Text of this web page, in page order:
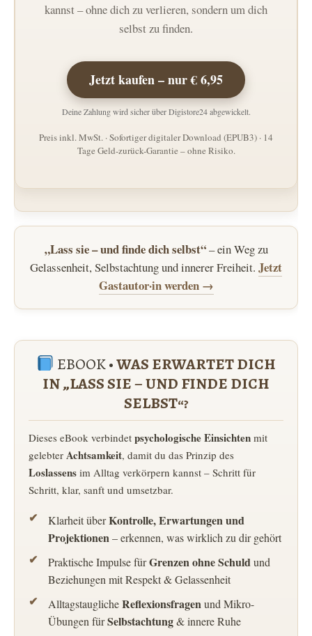
kannst – ohne dich zu verlieren, sondern um dich
selbst zu finden.
Jetzt kaufen – nur € 6,95
Deine Zahlung wird sicher über Digistore24 abgewickelt.
Preis inkl. MwSt. · Sofortiger digitaler Download (EPUB3) · 14
Tage Geld-zurück-Garantie – ohne Risiko.
„Lass sie – und finde dich selbst“– ein Weg zu
Gelassenheit, Selbstachtung und innerer Freiheit. Jetzt
Gastautor·in werden →
EBOOK •WAS ERWARTET DICH
IN „LASS SIE – UND FINDE DICH
SELBST“?
Dieses eBook verbindet psychologische Einsichten mit
gelebter Achtsamkeit, damit du das Prinzip des
Loslassens im Alltag verkörpern kannst – Schritt für
Schritt, klar, sanft und umsetzbar.
Klarheit überKontrolle, Erwartungen und
Projektionen– erkennen, was wirklich zu dir gehört
Praktische Impulse fürGrenzen ohne Schuldund
Beziehungen mit Respekt & Gelassenheit
AlltagstauglicheReflexionsfragenund Mikro-
Übungen fürSelbstachtung& innere Ruhe